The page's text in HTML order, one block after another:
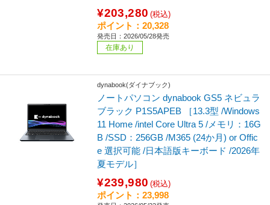
¥203,280 (税込)
ポイント：20,328
発売日：2026/05/28発売
在庫あり
dynabook(ダイナブック)
ノートパソコン dynabook GS5 ネビュラ
ブラック P1S5APEB ［13.3型 /Windows
11 Home /intel Core Ultra 5 /メモリ：16G
B /SSD：256GB /M365 (24か月) or Offic
e 選択可能 /日本語版キーボード /2026年
夏モデル］
¥239,980 (税込)
ポイント：23,998